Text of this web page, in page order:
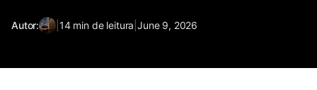
Autor: 14 min de leitura |June 9, 2026